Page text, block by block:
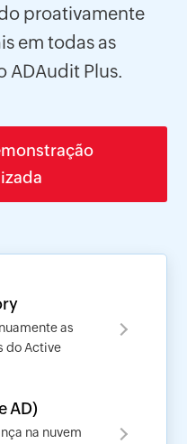
proativamente
em todas as
ADAudit Plus.
as
do Active
AD)
na nuvem